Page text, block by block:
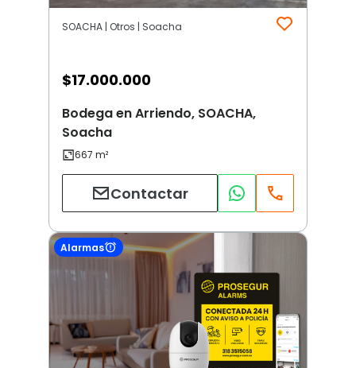
SOACHA | Otros | Soacha
$17.000.000
Bodega en Arriendo, SOACHA,
Soacha
Contactar
Alarmas